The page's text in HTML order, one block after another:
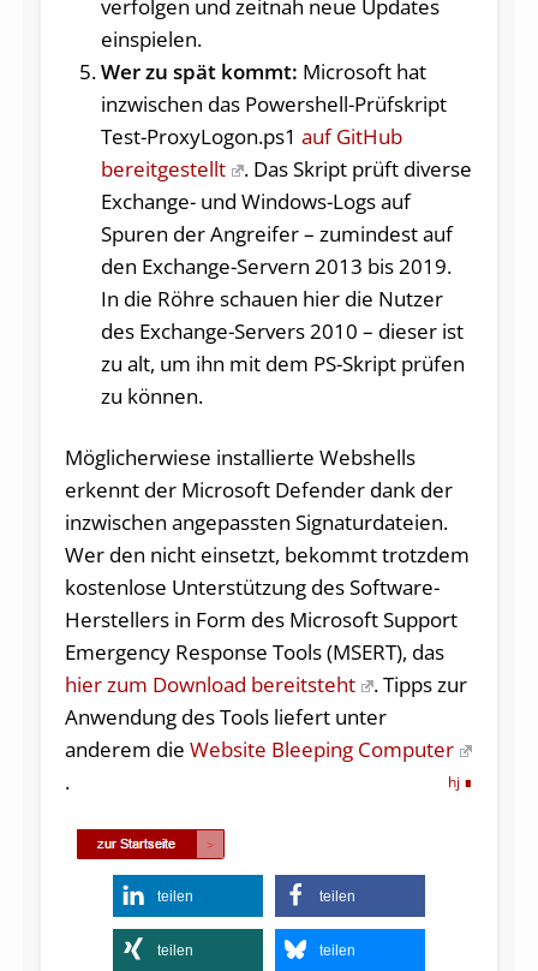
verfolgen und zeitnah neue Updates
einspielen.
Wer zu spät kommt: Microsoft hat
inzwischen das Powershell-Prüfskript
Test-ProxyLogon.ps1 auf GitHub
bereitgestellt
. Das Skript prüft diverse
Exchange- und Windows-Logs auf
Spuren der Angreifer – zumindest auf
den Exchange-Servern 2013 bis 2019.
In die Röhre schauen hier die Nutzer
des Exchange-Servers 2010 – dieser ist
zu alt, um ihn mit dem PS-Skript prüfen
zu können.
Möglicherwiese installierte Webshells
erkennt der Microsoft Defender dank der
inzwischen angepassten Signaturdateien.
Wer den nicht einsetzt, bekommt trotzdem
kostenlose Unterstützung des Software-
Herstellers in Form des Microsoft Support
Emergency Response Tools (MSERT), das
hier zum Download bereitsteht
. Tipps zur
Anwendung des Tools liefert unter
anderem die Website Bleeping Computer
.
hj
teilen teilen
teilen teilen